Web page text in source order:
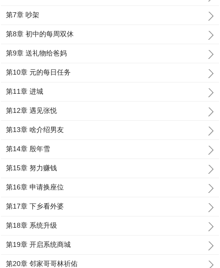
第7章 吵架
第8章 初中的每周双休
第9章 送礼物给爸妈
第10章 元的每日任务
第11章 进城
第12章 遇见张悦
第13章 啥介绍男友
第14章 殷年雪
第15章 努力赚钱
第16章 申请换座位
第17章 下乡看外婆
第18章 系统升级
第19章 开启系统商城
第20章 邻家哥哥林祈佑